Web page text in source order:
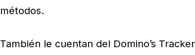
métodos.
También le cuentan del Domino’s